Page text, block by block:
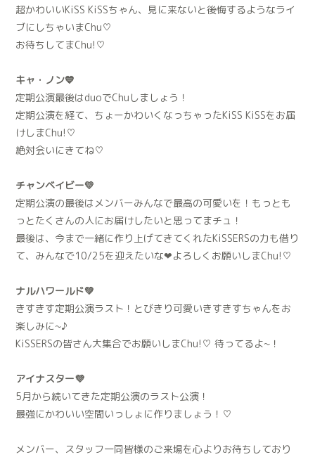
超かわいいKiSS KiSSちゃん、見に来ないと後悔するようなライ
ブにしちゃいまChu♡
お待ちしてまChu!♡
キャ・ノン💙
定期公演最後はduoでChuしましょう！
定期公演を経て、ちょーかわいくなっちゃったKiSS KiSSをお届
けしまChu!♡
絶対会いにきてね♡
チャンベイビー💛
定期公演の最後はメンバーみんなで最高の可愛いを！もっとも
っとたくさんの人にお届けしたいと思ってまチュ！
最後は、今まで一緒に作り上げてきてくれたKiSSERSの力も借り
て、みんなで10/25を迎えたいな❤︎よろしくお願いしまChu!♡
ナルハワールド💚
きすきす定期公演ラスト！とびきり可愛いきすきすちゃんをお
楽しみに~♪
KiSSERSの皆さん大集合でお願いしまChu!♡ 待ってるよ~！
アイナスター💜
5月から続いてきた定期公演のラスト公演！
最強にかわいい空間いっしょに作りましょう！♡
メンバー、スタッフ一同皆様のご来場を心よりお待ちしており